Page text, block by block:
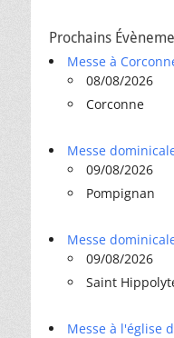
Prochains
Messe à
08/08/2026
Corconne
Messe
09/08/2026
Pompignan
Messe
09/08/2026
Saint
Messe à l'église